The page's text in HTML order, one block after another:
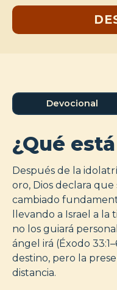
Devocional
¿Qué
Después de la
oro, Dios declara
cambiado
llevando a Israel a
no los guiará
ángel irá (Éxodo
destino, pero la
distancia.